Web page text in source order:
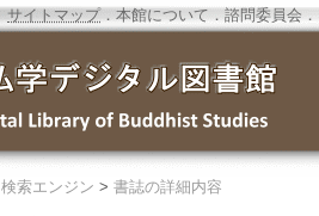
サイトマップ．本館について ． 諮問委員会 ．
検索エンジン > 書誌の詳細内容